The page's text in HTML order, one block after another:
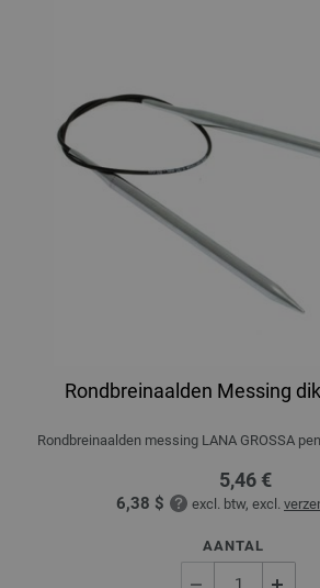
Rondbreinaalden Messing
Rondbreinaalden messing LANA GROSSA
5,46 €
6,38 $ excl. btw, excl.
AANTAL